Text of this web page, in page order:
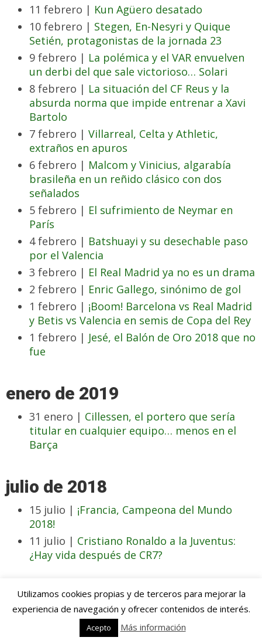
11 febrero | Kun Agüero desatado
10 febrero | Stegen, En-Nesyri y Quique
Setién, protagonistas de la jornada 23
9 febrero | La polémica y el VAR envuelven
un derbi del que sale victorioso… Solari
8 febrero | La situación del CF Reus y la
absurda norma que impide entrenar a Xavi
Bartolo
7 febrero | Villarreal, Celta y Athletic,
extraños en apuros
6 febrero | Malcom y Vinicius, algarabía
brasileña en un reñido clásico con dos
señalados
5 febrero | El sufrimiento de Neymar en
París
4 febrero | Batshuayi y su desechable paso
por el Valencia
3 febrero | El Real Madrid ya no es un drama
2 febrero | Enric Gallego, sinónimo de gol
1 febrero | ¡Boom! Barcelona vs Real Madrid
y Betis vs Valencia en semis de Copa del Rey
1 febrero | Jesé, el Balón de Oro 2018 que no
fue
enero de 2019
31 enero | Cillessen, el portero que sería
titular en cualquier equipo… menos en el
Barça
julio de 2018
15 julio | ¡Francia, Campeona del Mundo
2018!
11 julio | Cristiano Ronaldo a la Juventus:
¿Hay vida después de CR7?
junio de 2018
19 junio |Sergej Milinkovic-Savic, el crack en
ciernes por el que todos suspiran
Utilizamos cookies propias y de terceros para mejorar la
experiencia de navegación y ofrecer contenidos de interés.
Acepto Más información